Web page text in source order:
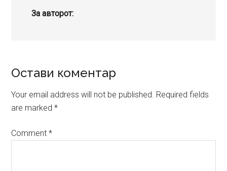
За авторот:
Reader
Interactions
Остави коментар
Your email address will not be published. Required fields
are marked*
Comment*